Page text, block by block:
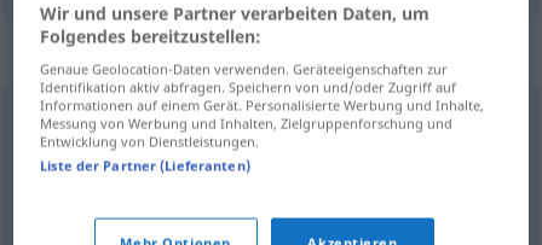
Synonyme für "simultan"
zeitgleich,parallel,synchron,gleichzeitig (Hauptform)
gleichlaufend (zu),zugleich
© OpenThesaurus.de
Wir und unsere Partner verarbeiten Daten, um
Folgendes bereitzustellen:
Genaue Geolocation-Daten verwenden. Geräteeigenschaften zur
Identifikation aktiv abfragen. Speichern von und/oder Zugriff auf
Informationen auf einem Gerät. Personalisierte Werbung und Inhalte,
Messung von Werbung und Inhalten, Zielgruppenforschung und
Entwicklung von Dienstleistungen.
Liste der Partner (Lieferanten)